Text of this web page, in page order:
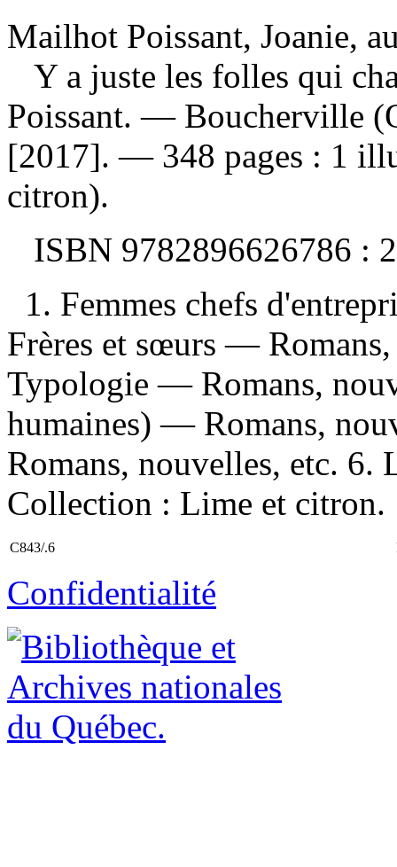
Mailhot Poissant, Joanie,
Y a juste les folles qui
Poissant. — Boucherville
[2017]. — 348 pages : 1
citron).
ISBN 9782896626786 :
1. Femmes chefs
Frères et sœurs —
Typologie — Romans,
humaines) — Romans,
Romans, nouvelles, etc.
Collection : Lime et citron.
C843/.6
Confidentialité